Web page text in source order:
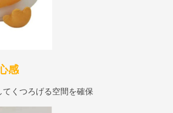
感
くつろげる空間を確保